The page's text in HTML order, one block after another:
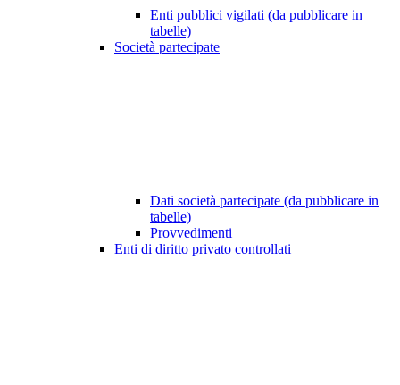
Enti pubblici vigilati (da pubblicare in
tabelle)
Società partecipate
Dati società partecipate (da pubblicare in
tabelle)
Provvedimenti
Enti di diritto privato controllati